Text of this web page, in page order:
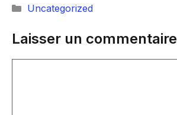
Catégories
Uncategorized
Laisser un commentaire